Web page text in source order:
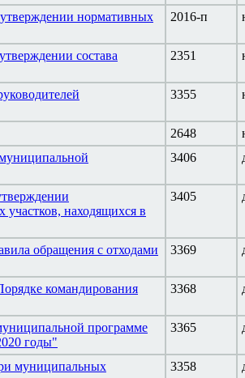
нормативных
2016-п
состава
2351
3355
2648
3406
участков, находящихся в
3405
обращения с отходами
3369
командирования
3368
программе
годы"
3365
муниципальных
3358